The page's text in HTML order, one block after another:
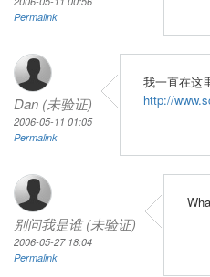
Permalink
Dan (未验证)
2006-05-11 01:05
Permalink
我一直在这
http://
别问我是谁 (未验证)
2006-05-27 18:04
Permalink